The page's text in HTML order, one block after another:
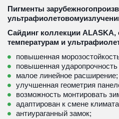
Пигменты
Сайдинг коллекции ALASKA,
температурам и
повышенная
повышенная ударопрочность
малое линейное расширение;
улучшенная геометрия
возможность монтировать
адаптирован к смене
антиураганный замок;